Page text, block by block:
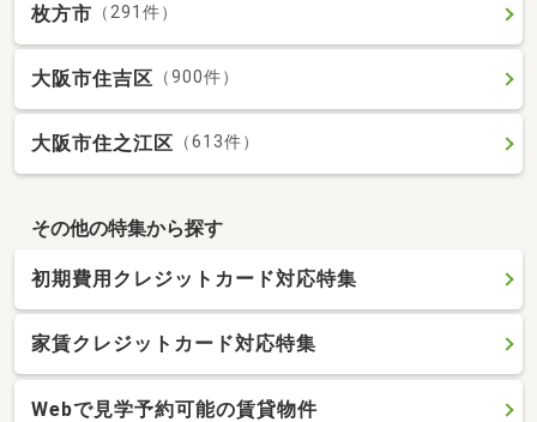
枚方市 （291件）
大阪市住吉区 （900件）
大阪市住之江区 （613件）
その他の特集から探す
初期費用クレジットカード対応特集
家賃クレジットカード対応特集
Webで見学予約可能の賃貸物件